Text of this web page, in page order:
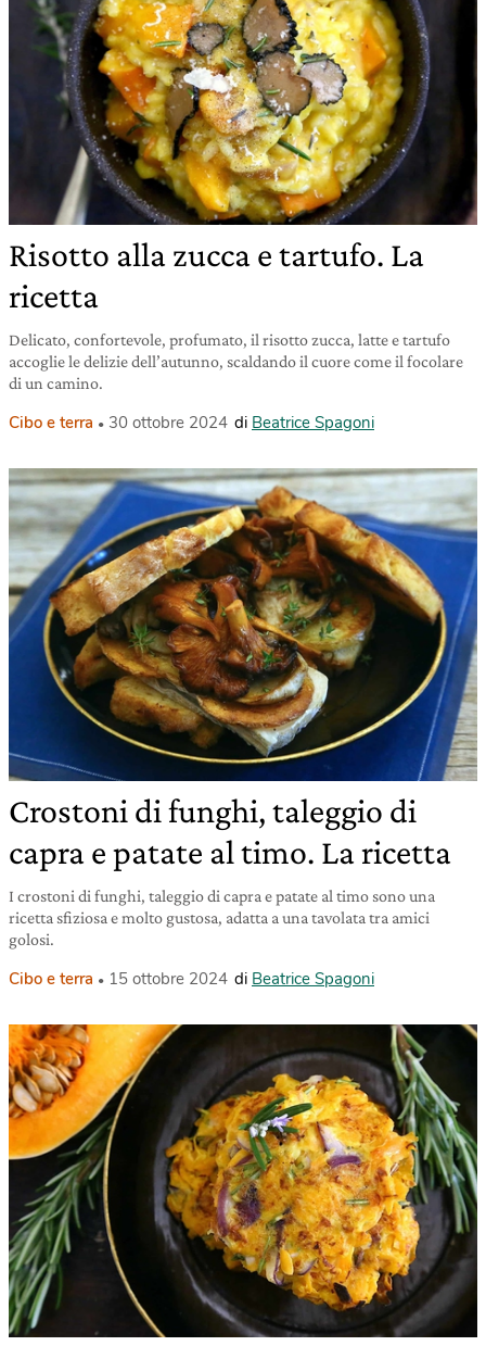
Risotto alla zucca e tartufo. La
ricetta
Delicato, confortevole, profumato, il risotto zucca, latte e tartufo
accoglie le delizie dell’autunno, scaldando il cuore come il focolare
di un camino.
Cibo e terra 30 ottobre 2024 di Beatrice Spagoni
Crostoni di funghi, taleggio di
capra e patate al timo. La ricetta
I crostoni di funghi, taleggio di capra e patate al timo sono una
ricetta sfiziosa e molto gustosa, adatta a una tavolata tra amici
golosi.
Cibo e terra 15 ottobre 2024 di Beatrice Spagoni